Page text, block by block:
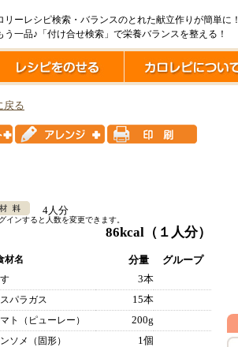
リーレシピ検索・バランスのとれた献立作りが簡単に！
う一品♪「付け合せ検索」で栄養バランスを整える！
戻る
4人分
インすると人数を変更できます。
86kcal （１人分）
材名 分量 グループ
3本
パラガス 15本
マト（ピューレー） 200g
ソメ（固形） 1個